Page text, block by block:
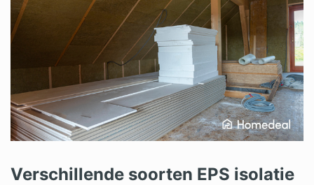
Verschillende soorten EPS isolatie